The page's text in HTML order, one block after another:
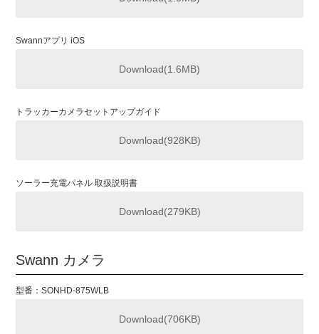
Swannアプリ iOS
Download(1.6MB)
トラッカーカメラセットアップガイド
Download(928KB)
ソーラー充電パネル 取扱説明書
Download(279KB)
Swann カメラ
型番：SONHD-875WLB
Download(706KB)